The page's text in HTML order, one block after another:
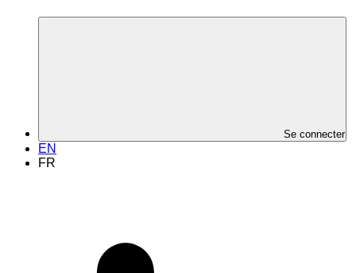
Se connecter
EN
FR